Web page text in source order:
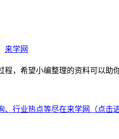
来学网
，希望小编整理的资料可以助
行业热点等尽在来学网（点击进